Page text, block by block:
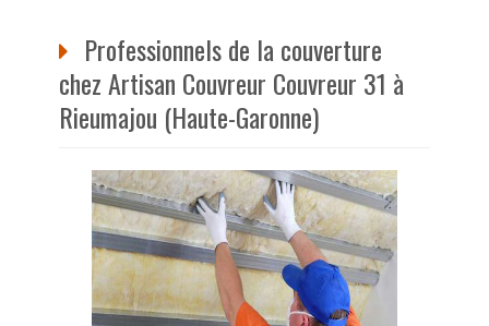
Professionnels de la couverture
chez Artisan Couvreur Couvreur 31 à
Rieumajou (Haute-Garonne)